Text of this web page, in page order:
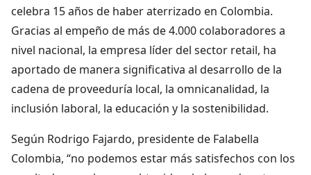
celebra 15 años de haber aterrizado en Colombia.
Gracias al empeño de más de 4.000 colaboradores a
nivel nacional, la empresa líder del sector retail, ha
aportado de manera significativa al desarrollo de la
cadena de proveeduría local, la omnicanalidad, la
inclusión laboral, la educación y la sostenibilidad.
Según Rodrigo Fajardo, presidente de Falabella
Colombia, “no podemos estar más satisfechos con los